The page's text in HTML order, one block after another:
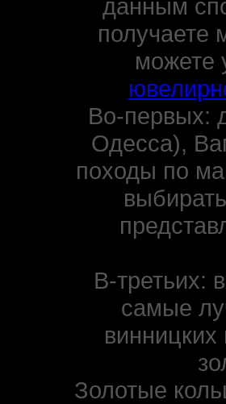
данным
получаете
можете
Во-первых:
Одесса),
походы по
В-третьих:
самые
Золотые